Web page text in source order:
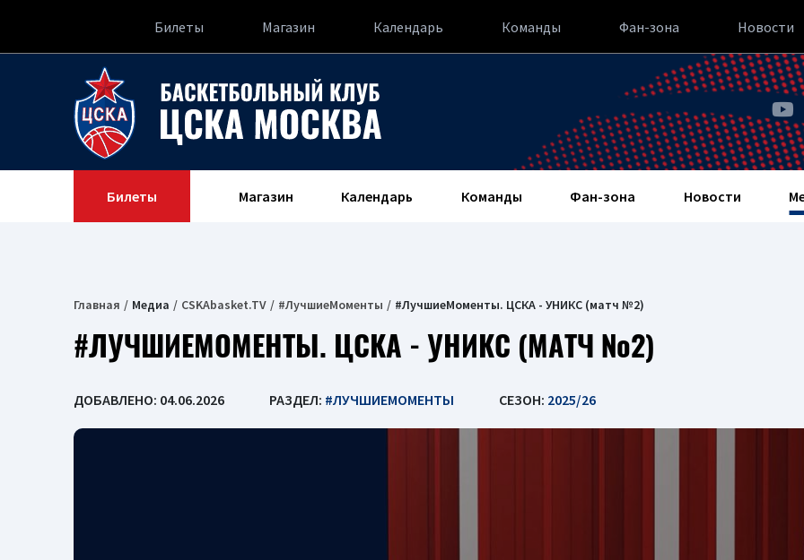
Билеты Магазин Календарь Команды Фан-зона Новости
Билеты Магазин Календарь Команды Фан-зона Новости
Главная Медиа CSKAbasket.TV #ЛучшиеМоменты #ЛучшиеМоменты. ЦСКА - УНИКС (матч №2)
#ЛУЧШИЕМОМЕНТЫ. ЦСКА - УНИКС (МАТЧ №2)
ДОБАВЛЕНО: 04.06.2026 РАЗДЕЛ: #ЛУЧШИЕМОМЕНТЫ СЕЗОН: 2025/26